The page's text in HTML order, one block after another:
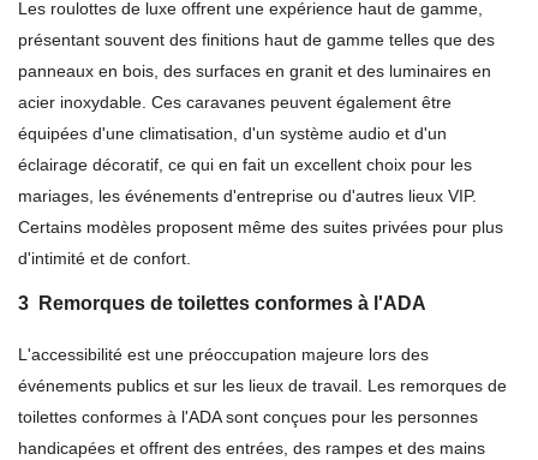
Les roulottes de luxe offrent une expérience haut de gamme,
présentant souvent des finitions haut de gamme telles que des
panneaux en bois, des surfaces en granit et des luminaires en
acier inoxydable. Ces caravanes peuvent également être
équipées d'une climatisation, d'un système audio et d'un
éclairage décoratif, ce qui en fait un excellent choix pour les
mariages, les événements d'entreprise ou d'autres lieux VIP.
Certains modèles proposent même des suites privées pour plus
d'intimité et de confort.
3 Remorques de toilettes conformes à l'ADA
L'accessibilité est une préoccupation majeure lors des
événements publics et sur les lieux de travail. Les remorques de
toilettes conformes à l'ADA sont conçues pour les personnes
handicapées et offrent des entrées, des rampes et des mains